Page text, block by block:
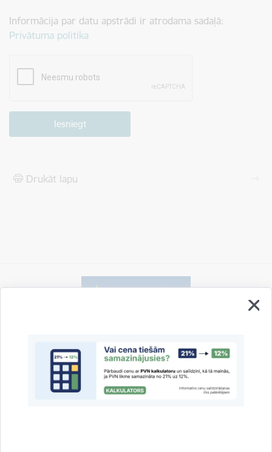
Informācija par datu apstrādi ir atrodama sadaļā:
Privātuma politika
Drukāt lapu
Vai šī informācija bija noderīga?